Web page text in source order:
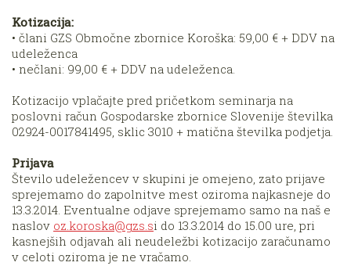
Kotizacija:
• člani GZS Območne zbornice Koroška: 59,00 € + DDV na
udeleženca
• nečlani: 99,00 € + DDV na udeleženca.
Kotizacijo vplačajte pred pričetkom seminarja na
poslovni račun Gospodarske zbornice Slovenije številka
02924-0017841495, sklic 3010 + matična številka podjetja.
Prijava
Število udeležencev v skupini je omejeno, zato prijave
sprejemamo do zapolnitve mest oziroma najkasneje do
13.3.2014. Eventualne odjave sprejemamo samo na naš e
naslov oz.koroska@gzs.si do 13.3.2014 do 15.00 ure, pri
kasnejših odjavah ali neudeležbi kotizacijo zaračunamo
v celoti oziroma je ne vračamo.